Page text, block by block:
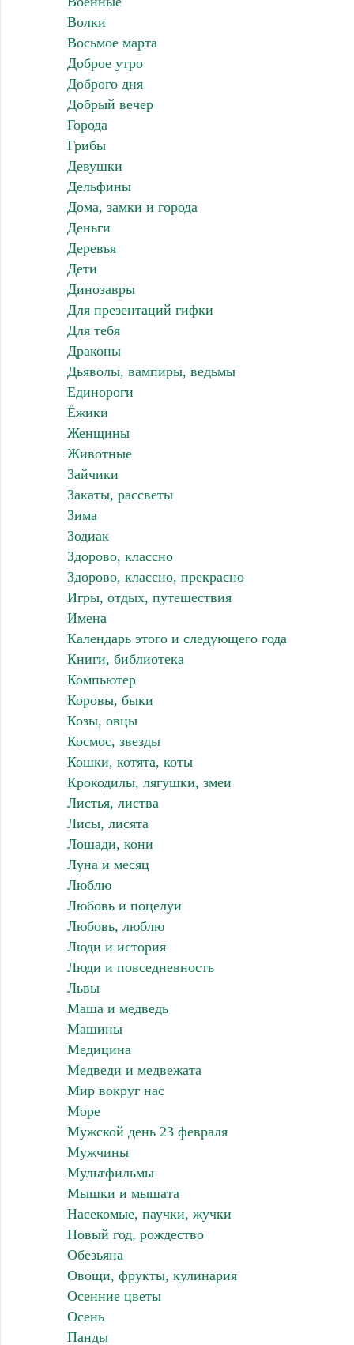
Волки
Восьмое марта
Доброе утро
Доброго дня
Добрый вечер
Города
Грибы
Девушки
Дельфины
Дома, замки и города
Деньги
Деревья
Дети
Динозавры
Для презентаций гифки
Для тебя
Драконы
Дьяволы, вампиры, ведьмы
Единороги
Ёжики
Женщины
Животные
Зайчики
Закаты, рассветы
Зима
Зодиак
Здорово, классно
Здорово, классно, прекрасно
Игры, отдых, путешествия
Имена
Календарь этого и следующего года
Книги, библиотека
Компьютер
Коровы, быки
Козы, овцы
Космос, звезды
Кошки, котята, коты
Крокодилы, лягушки, змеи
Листья, листва
Лисы, лисята
Лошади, кони
Луна и месяц
Люблю
Любовь и поцелуи
Любовь, люблю
Люди и история
Люди и повседневность
Львы
Маша и медведь
Машины
Медицина
Медведи и медвежата
Мир вокруг нас
Море
Мужской день 23 февраля
Мужчины
Мультфильмы
Мышки и мышата
Насекомые, паучки, жучки
Новый год, рождество
Обезьяна
Овощи, фрукты, кулинария
Осенние цветы
Осень
Панды